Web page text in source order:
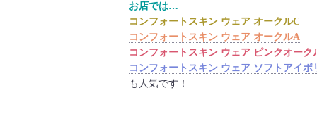
お店では…
コンフォートスキン ウェア オークルC
コンフォートスキン ウェア オークルA
コンフォートスキン ウェア ピンクオーク
コンフォートスキン ウェア ソフトアイボ
も人気です！